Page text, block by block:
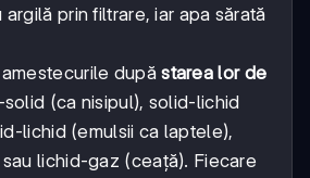
prin filtrare, iar apa sărată
dupăstarea lor de
(ca nisipul), solid-lichid
lichid (emulsii ca laptele),
lichid-gaz (ceață). Fiecare